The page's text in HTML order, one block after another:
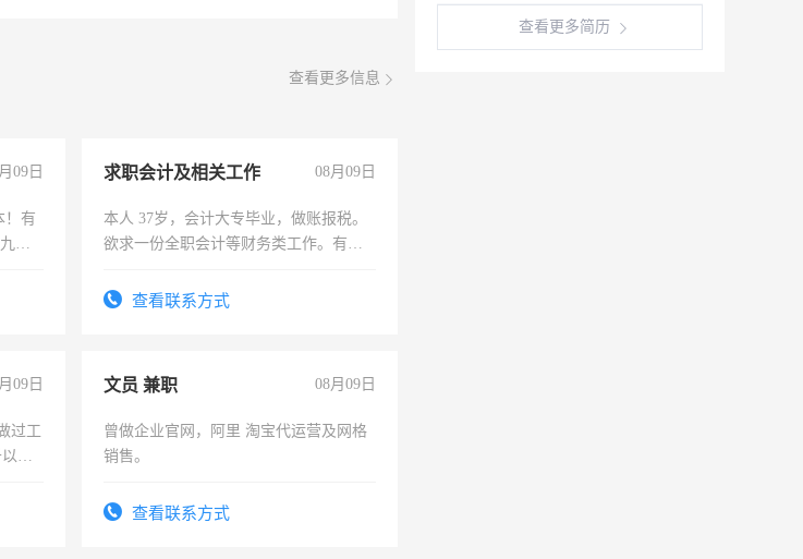
查看更多信息
09日
！有
米
求职会计及相关工作 08月09日
本人 37岁，会计大专毕业，做账报税。
欲求一份全职会计等财务类工作。有会
查看联系方式
09日
过工
文员 兼职 08月09日
曾做企业官网，阿里 淘宝代运营及网格
销售。
查看联系方式
查看更多简历